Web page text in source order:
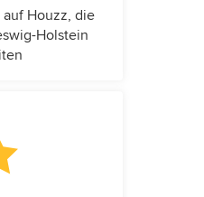
Houzz, die
Holstein